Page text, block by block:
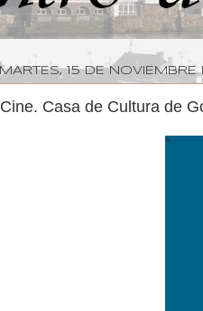
MARTES, 15 DE
Cine. Casa de Cultura de